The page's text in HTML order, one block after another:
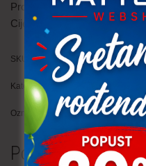
Prodaje se po0.1
Cijena je
po metru
SKU: PLE064 (7010M)
Kategorija: Pletenina
Oznaka: zima
Povezani proizvodi